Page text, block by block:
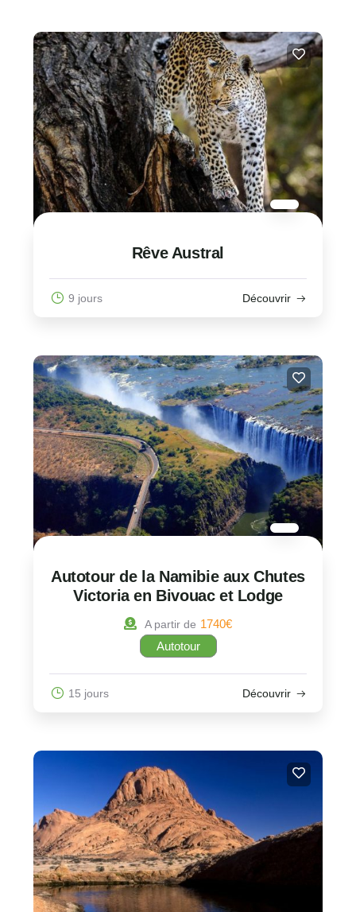
Rêve Austral
9 jours Découvrir
Autotour de la Namibie aux Chutes
Victoria en Bivouac et Lodge
A partir de 1740€
Autotour
15 jours Découvrir